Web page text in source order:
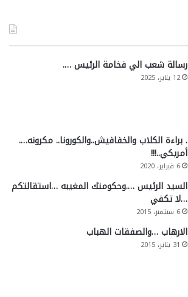
رسالة شعب الي فخامة الرئيس ….
12 يناير، 2025
. براءة الكلاب والخفافيش..والكورونا.. مكرونه….
أمريكي..!!!
6 فبراير، 2020
السيد الرئيس ….وحكومتك المغيبه …استقالتكم
…لا تكفي
6 سبتمبر، 2015
الارهاب …والصفقات الهباب
31 يناير، 2015